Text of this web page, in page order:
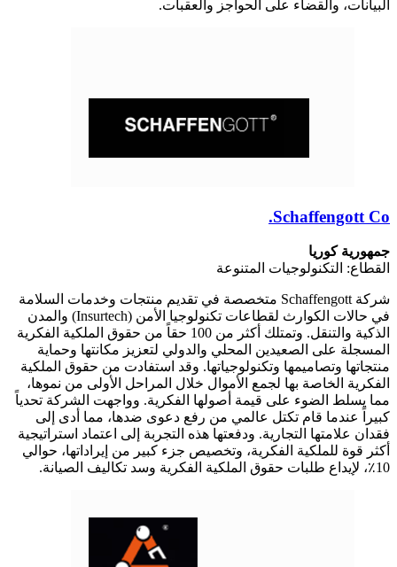
البيانات، والقضاء على الحواجز والعقبات.
Schaffengott Co.
جمهورية كوريا
القطاع: التكنولوجيات المتنوعة
شركة Schaffengott متخصصة في تقديم منتجات وخدمات السلامة
في حالات الكوارث لقطاعات تكنولوجيا الأمن (Insurtech) والمدن
الذكية والتنقل. وتمتلك أكثر من 100 حقاً من حقوق الملكية الفكرية
المسجلة على الصعيدين المحلي والدولي لتعزيز مكانتها وحماية
منتجاتها وتصاميمها وتكنولوجياتها. وقد استفادت من حقوق الملكية
الفكرية الخاصة بها لجمع الأموال خلال المراحل الأولى من نموها،
مما يسلط الضوء على قيمة أصولها الفكرية. وواجهت الشركة تحدياً
كبيراً عندما قام تكتل عالمي من رفع دعوى ضدها، مما أدى إلى
فقدان علامتها التجارية. ودفعتها هذه التجربة إلى اعتماد استراتيجية
أكثر قوة للملكية الفكرية، وتخصيص جزء كبير من إيراداتها، حوالي
10٪، لإيداع طلبات حقوق الملكية الفكرية وسد تكاليف الصيانة.